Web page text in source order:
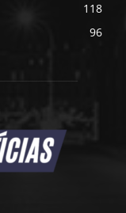
118
96